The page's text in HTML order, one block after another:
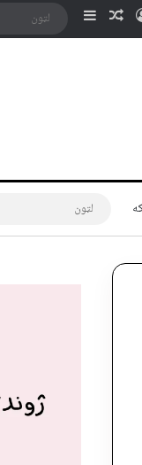
ننوتلناڅاپه توری
Sidebar